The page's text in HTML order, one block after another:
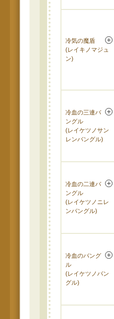
冷気の魔盾
(レイキノマジュ
ン)
冷血の三連バ
ングル
(レイケツノサン
レンバングル)
冷血の二連バ
ングル
(レイケツノニレ
ンバングル)
冷血のバング
ル
(レイケツノバン
グル)